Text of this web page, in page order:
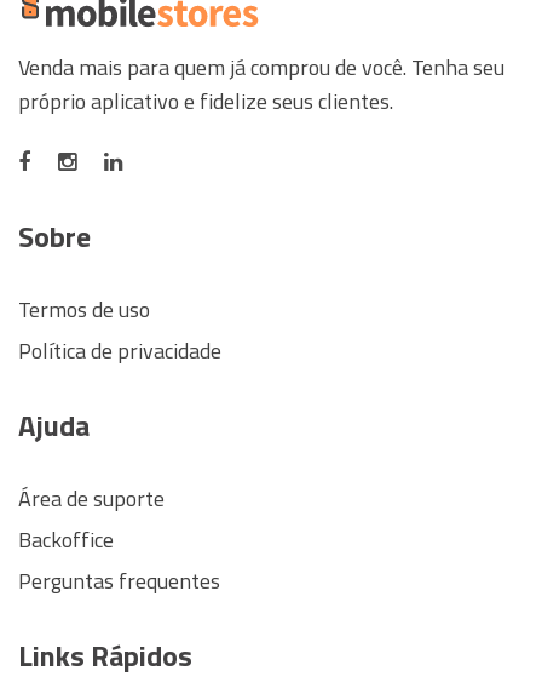
Venda mais para quem já comprou de você. Tenha seu
próprio aplicativo e fidelize seus clientes.
Sobre
Termos de uso
Política de privacidade
Ajuda
Área de suporte
Backoffice
Perguntas frequentes
Links Rápidos